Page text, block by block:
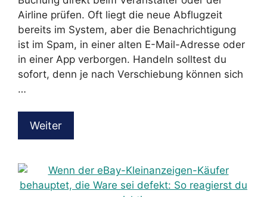
Airline prüfen. Oft liegt die neue Abflugzeit
bereits im System, aber die Benachrichtigung
ist im Spam, in einer alten E-Mail-Adresse oder
in einer App verborgen. Handeln solltest du
sofort, denn je nach Verschiebung können sich
…
Weiter